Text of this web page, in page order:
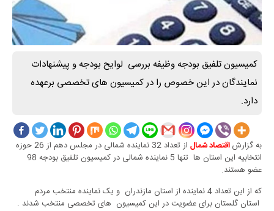
کمیسیون تلفیق بودجه وظیفه بررسی لوایح بودجه و پیشنهادات
نمایندگان در این خصوص را در کمیسیون های تخصصی برعهده
دارد.
به گزارش اقتصاد شمال
از تعداد 32 نماینده شمالی در مجلس دهم از 26 حوزه
انتخابیه این استان ها تنها 5 نماینده شمالی در کمیسیون تلفیق بودجه 98
عضو هستند.
که از این تعداد 4 نماینده از استان مازندران و یک نماینده منتخب مردم
استان گلستان برای عضویت در این کمیسیون های تخصصی منتخب شدند .